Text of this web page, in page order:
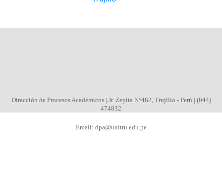
Dirección de Procesos Académicos | Jr. Zepita N°482, Trujillo - Perú | (044)
474832
Email: dpa@unitru.edu.pe